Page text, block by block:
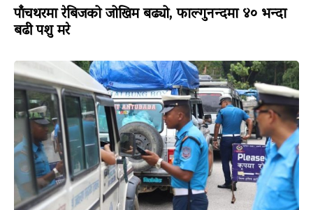
पाँचथरमा रेबिजको जोखिम बढ्यो, फाल्गुनन्दमा ४० भन्दा
बढी पशु मरे